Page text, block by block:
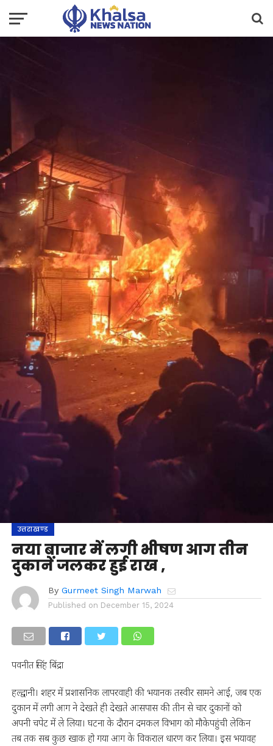
उत्तराखण्ड
नया बाजार में लगी भीषण आग तीन
दुकानें जलकर हुई राख ,
By Gurmeet Singh Marwah
Published on December 15, 2024
पवनीत सिंह बिंद्रा
हल्द्वानी। शहर में प्रशासनिक लापरवाही की भयानक तस्वीर सामने आई, जब एक
दुकान में लगी आग ने देखते ही देखते आसपास की तीन से चार दुकानों को
अपनी चपेट में ले लिया। घटना के दौरान दमकल विभाग को मौकेपहुंची लेकिन
तब तक सब कुछ खाक हो गया आग के विकराल धारण कर लिया। इस भयावह